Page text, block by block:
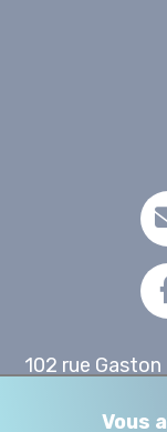
102 rue
Vous